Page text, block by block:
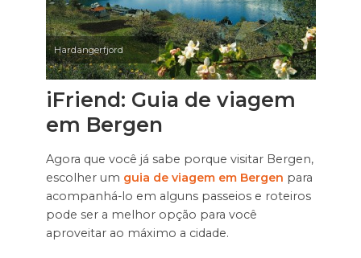
Hardangerfjord
iFriend: Guia de viagem
em Bergen
Agora que você já sabe porque visitar Bergen,
escolher um guia de viagem em Bergen para
acompanhá-lo em alguns passeios e roteiros
pode ser a melhor opção para você
aproveitar ao máximo a cidade.